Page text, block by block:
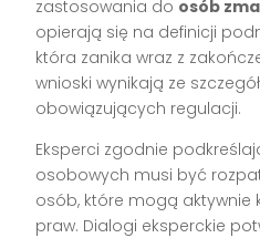
zastosowania do osób
opierają się na definicji
która zanika wraz z
wnioski wynikają ze
obowiązujących regulacji.
Eksperci zgodnie
osobowych musi być
osób, które mogą aktywnie
praw. Dialogi eksperckie